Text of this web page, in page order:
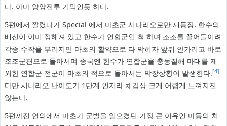
다. 아마 양양전투 기믹인듯 하다.
5편에서 짤렸다가 Special 에서 마초군 시나리오로만 재등장. 한수의
배신이 이미 정해져 있고 한수가 연합군인 척 하며 조조를 끌어들이려
각종 수작을 부리지만 마초의 활약으로 다 막히자 앞뒤 안가리고 바로
조조군편으로 돌아서며 종국엔 한수가 연합군을 충동질해 마대를 제
외한 연합군 전군이 마초의 적으로 돌아서는 막장상황이 발생한다.[4]
다만 시나리오 난이도가 1단계 인지라 체감상 크게 어렵게 느껴지진
않는다.
5편까진 연의에서 마초가 군벌을 일으켰던 가장 큰 이유인 마등의 처